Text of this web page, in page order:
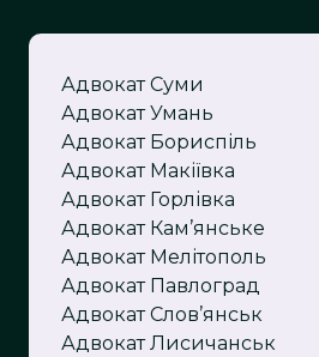
Адвокат Суми
Адвокат Умань
Адвокат Бориспіль
Адвокат Макіївка
Адвокат Горлівка
Адвокат Кам’янське
Адвокат Мелітополь
Адвокат Павлоград
Адвокат Слов’янськ
Адвокат Лисичанськ